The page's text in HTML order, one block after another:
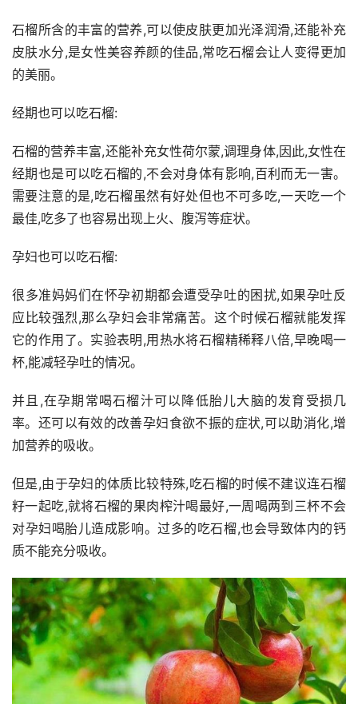
石榴所含的丰富的营养,可以使皮肤更加光泽润滑,还能补充
皮肤水分,是女性美容养颜的佳品,常吃石榴会让人变得更加
的美丽。
经期也可以吃石榴:
石榴的营养丰富,还能补充女性荷尔蒙,调理身体,因此,女性在
经期也是可以吃石榴的,不会对身体有影响,百利而无一害。
需要注意的是,吃石榴虽然有好处但也不可多吃,一天吃一个
最佳,吃多了也容易出现上火、腹泻等症状。
孕妇也可以吃石榴:
很多准妈妈们在怀孕初期都会遭受孕吐的困扰,如果孕吐反
应比较强烈,那么孕妇会非常痛苦。这个时候石榴就能发挥
它的作用了。实验表明,用热水将石榴精稀释八倍,早晚喝一
杯,能减轻孕吐的情况。
并且,在孕期常喝石榴汁可以降低胎儿大脑的发育受损几
率。还可以有效的改善孕妇食欲不振的症状,可以助消化,增
加营养的吸收。
但是,由于孕妇的体质比较特殊,吃石榴的时候不建议连石榴
籽一起吃,就将石榴的果肉榨汁喝最好,一周喝两到三杯不会
对孕妇喝胎儿造成影响。过多的吃石榴,也会导致体内的钙
质不能充分吸收。